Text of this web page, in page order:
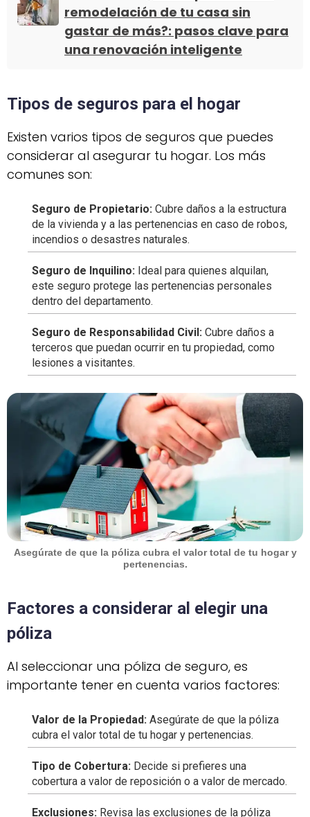
remodelación de tu casa sin
gastar de más?: pasos clave para
una renovación inteligente
Tipos de seguros para el hogar
Existen varios tipos de seguros que puedes
considerar al asegurar tu hogar. Los más
comunes son:
Seguro de Propietario: Cubre daños a la estructura
de la vivienda y a las pertenencias en caso de robos,
incendios o desastres naturales.
Seguro de Inquilino: Ideal para quienes alquilan,
este seguro protege las pertenencias personales
dentro del departamento.
Seguro de Responsabilidad Civil: Cubre daños a
terceros que puedan ocurrir en tu propiedad, como
lesiones a visitantes.
Asegúrate de que la póliza cubra el valor total de tu hogar y
pertenencias.
Factores a considerar al elegir una
póliza
Al seleccionar una póliza de seguro, es
importante tener en cuenta varios factores:
Valor de la Propiedad: Asegúrate de que la póliza
cubra el valor total de tu hogar y pertenencias.
Tipo de Cobertura: Decide si prefieres una
cobertura a valor de reposición o a valor de mercado.
Exclusiones: Revisa las exclusiones de la póliza